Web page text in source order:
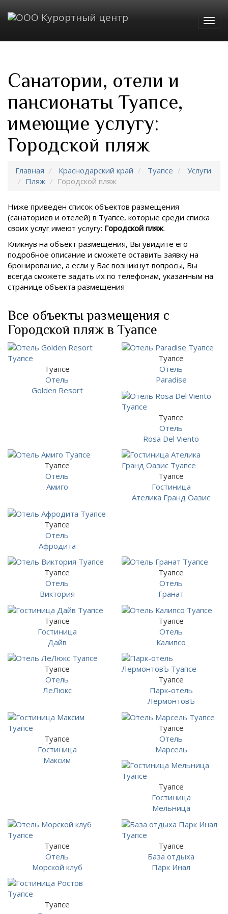
Санатории, отели и
пансионаты Туапсе,
имеющие услугу:
Городской пляж
Главная Краснодарский край Туапсе
Услуги
Пляж
Городской пляж
Ниже приведен список объектов размещения
(санаториев и отелей) в Туапсе, которые среди списка
своих услуг имеют услугу: Городской пляж.
Кликнув на объект размещения, Вы увидите его
подробное описание и сможете оставить заявку на
бронирование, а если у Вас возникнут вопросы, Вы
всегда сможете задать их по телефонам, указанным на
странице объекта размещения
Все объекты размещения с
Городской пляж в Туапсе
Туапсе
Отель
Golden Resort
Туапсе
Отель
Paradise
Туапсе
Отель
Rosa Del Viento
Туапсе
Отель
Амиго
Туапсе
Гостиница
Ателика Гранд Оазис
Туапсе
Отель
Афродита
Туапсе
Отель
Виктория
Туапсе
Отель
Гранат
Туапсе
Гостиница
Дайв
Туапсе
Отель
Калипсо
Туапсе
Отель
ЛеЛюкс
Туапсе
Парк-отель
ЛермонтовЪ
Туапсе
Гостиница
Максим
Туапсе
Отель
Марсель
Туапсе
Гостиница
Мельница
Туапсе
Отель
Морской клуб
Туапсе
База отдыха
Парк Инал
Туапсе